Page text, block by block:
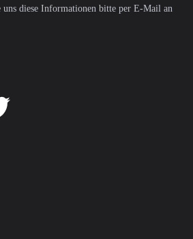
uns diese Informationen bitte per E-Mail an